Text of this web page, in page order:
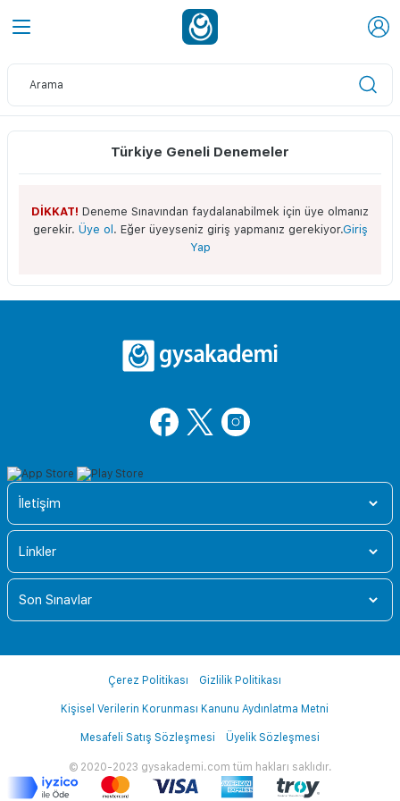
Türkiye Geneli Denemeler
DİKKAT! Deneme Sınavından faydalanabilmek için üye olmanız
gerekir. Üye ol . Eğer üyeyseniz giriş yapmanız gerekiyor.Giriş
Yap
İletişim
Linkler
Son Sınavlar
© 2020-2023 gysakademi.com tüm hakları saklıdır.
Çerez Politikası Gizlilik Politikası
Kişisel Verilerin Korunması Kanunu Aydınlatma Metni
Mesafeli Satış Sözleşmesi Üyelik Sözleşmesi